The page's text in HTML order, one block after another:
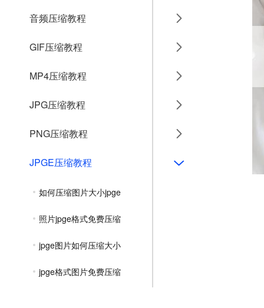
音频压缩教程
GIF压缩教程
MP4压缩教程
JPG压缩教程
PNG压缩教程
JPGE压缩教程
如何压缩图片大小jpge
照片jpge格式免费压缩
jpge图片如何压缩大小
jpge格式图片免费压缩